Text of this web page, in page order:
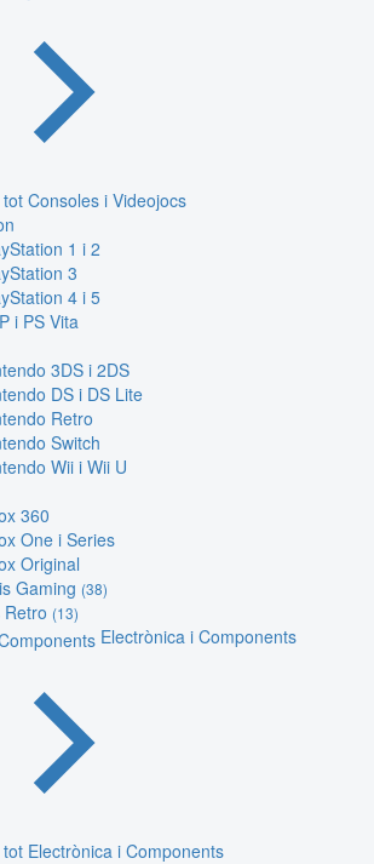
Consoles i Videojocs
1 i 2
3
4 i 5
i PS Vita
3DS i 2DS
DS i DS Lite
Retro
Switch
Wii i Wii U
360
One i Series
Original
Gaming (38)
(13)
Electrònica i Components
Electrònica i Components